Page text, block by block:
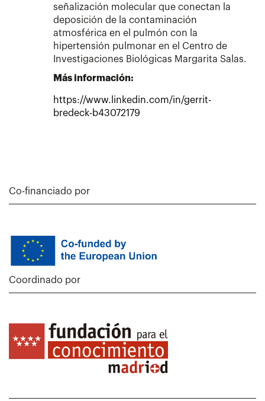
señalización molecular que conectan la
deposición de la contaminación
atmosférica en el pulmón con la
hipertensión pulmonar en el Centro de
Investigaciones Biológicas Margarita Salas.
Más información:
https://www.linkedin.com/in/gerrit-
bredeck-b43072179
Co-financiado por
Coordinado por